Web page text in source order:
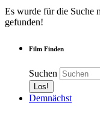
Es wurde für die Suche
gefunden!
Film Finden
Suchen
Demnächst